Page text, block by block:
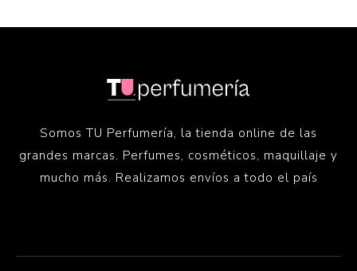
Somos TU Perfumería, la tienda online de las
grandes marcas. Perfumes, cosméticos, maquillaje y
mucho más. Realizamos envíos a todo el país